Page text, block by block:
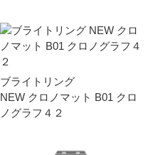
ブライトリング
NEW クロノマット B01 クロ
ノグラフ４２